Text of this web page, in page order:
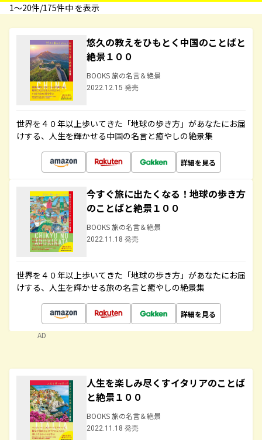
1〜20件/175件中 を表示
悠久の教えをひもとく中国のことばと
絶景１００
BOOKS 旅の名言＆絶景
2022.12.15 発売
世界を４０年以上歩いてきた「地球の歩き方」があなたにお届
けする、人生を輝かせる中国の名言と癒やしの絶景集
詳細を見る
今すぐ旅に出たくなる！地球の歩き方
のことばと絶景１００
BOOKS 旅の名言＆絶景
2022.11.18 発売
世界を４０年以上歩いてきた「地球の歩き方」があなたにお届
けする、人生を輝かせる旅の名言と癒やしの絶景集
詳細を見る
AD
人生を楽しみ尽くすイタリアのことば
と絶景１００
BOOKS 旅の名言＆絶景
2022.11.18 発売